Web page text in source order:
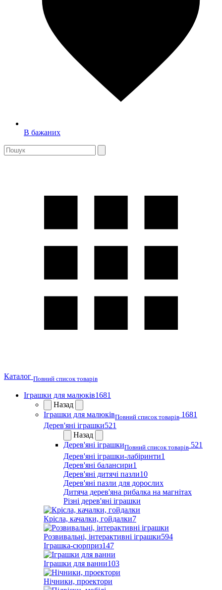
В бажаних
Каталог Повний список товарів
Іграшки для малюків1681
Назад
Іграшки для малюківПовний список товарів 1681
Дерев'яні іграшки521
Назад
Дерев'яні іграшкиПовний список товарів 521
Дерев'яні іграшки-лабіринти1
Дерев'яні балансири1
Дерев'яні дитячі пазли10
Дерев'яні пазли для дорослих
Дитяча дерев'яна рибалка на магнітах
Різні дерев'яні іграшки
Крісла, качалки, гойдалки7
Розвивальні, інтерактивні іграшки594
Іграшка-сюрприз147
Іграшки для ванни103
Нічники, проектори